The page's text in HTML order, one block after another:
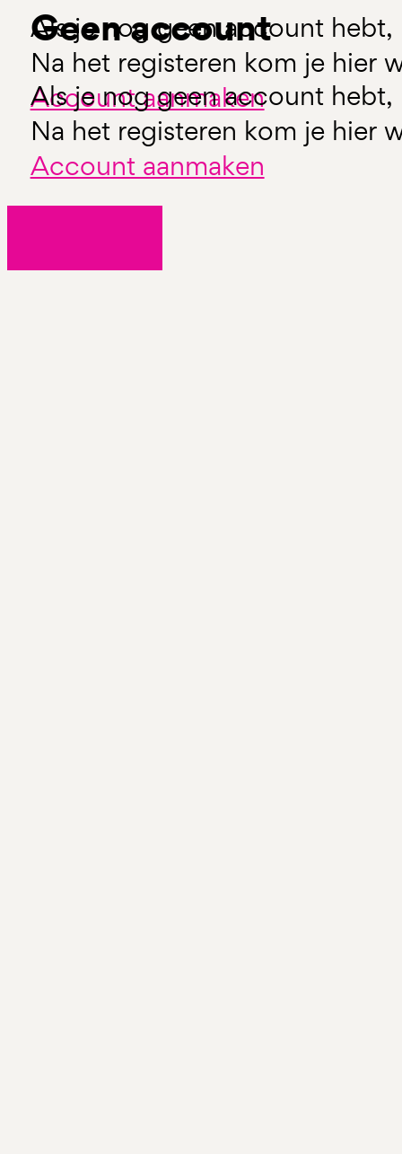
Als je nog geen account hebt,
Na het registeren kom je hier
Account aanmaken
Geen account
Als je nog geen account hebt,
Na het registeren kom je hier
Account aanmaken